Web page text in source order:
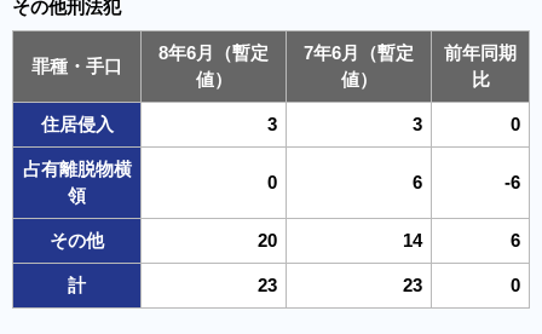
その他刑法犯
罪種・手口
8年6月（暫定
値）
7年6月（暫定
値）
前年同期
比
住居侵入 3 3 0
占有離脱物横
領
0 6 -6
その他 20 14 6
計 23 23 0